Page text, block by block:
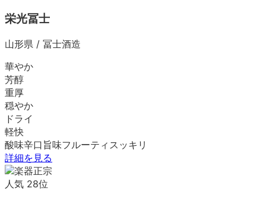
栄光冨士
山形県 / 冨士酒造
華やか
芳醇
重厚
穏やか
ドライ
軽快
酸味辛口 旨味フルーティ スッキリ
詳細を見る
人気 28位